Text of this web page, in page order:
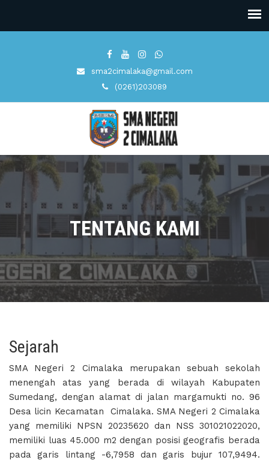
sma2cimalaka@gmail.com
(0261)203089
TENTANG KAMI
Sejarah
SMA Negeri 2 Cimalaka merupakan sebuah sekolah
menengah atas yang berada di wilayah Kabupaten
Sumedang, dengan alamat di jalan margamukti no. 96
Desa licin Kecamatan Cimalaka. SMA Negeri 2 Cimalaka
yang memiliki NPSN 20235620 dan NSS 301021022020,
memiliki luas 45.000 m2 dengan posisi geografis berada
pada garis lintang -6,7958 dan garis bujur 107,9494.